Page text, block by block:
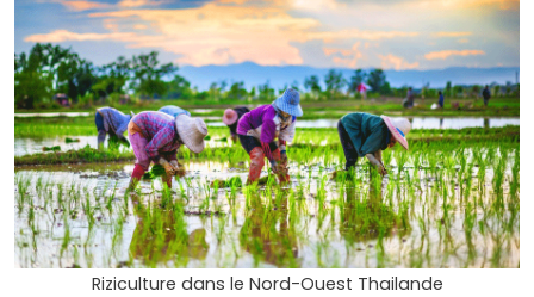
Riziculture dans le Nord-Ouest Thailande